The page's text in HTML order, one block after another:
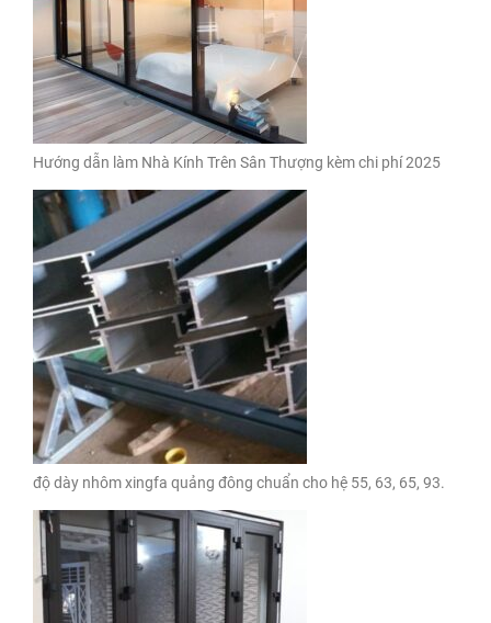
Hướng dẫn làm Nhà Kính Trên Sân Thượng kèm chi phí 2025
độ dày nhôm xingfa quảng đông chuẩn cho hệ 55, 63, 65, 93.